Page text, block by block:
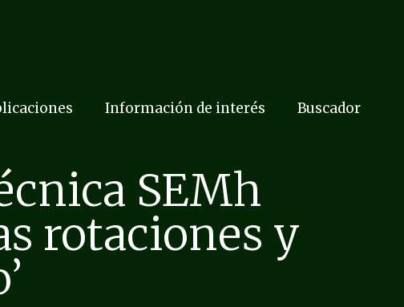
Información de interés Buscador
SEMh
rotaciones y